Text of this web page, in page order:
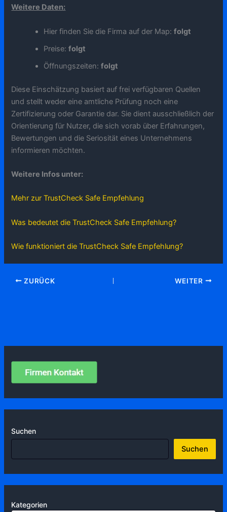
Suchen
Suchen
Kategorien
Weitere Daten:
Hier finden Sie die Firma auf der Map:folgt
Preise:folgt
Öffnungszeiten:folgt
Diese Einschätzung basiert auf frei verfügbaren Quellen
und stellt weder eine amtliche Prüfung noch eine
Zertifizierung oder Garantie dar. Sie dient ausschließlich der
Orientierung für Nutzer, die sich vorab über Erfahrungen,
Bewertungen und die Seriosität eines Unternehmens
informieren möchten.
Weitere Infos unter:
Mehr zur TrustCheck Safe Empfehlung
Was bedeutet die TrustCheck Safe Empfehlung?
Wie funktioniert die TrustCheck Safe Empfehlung?
ZURÜCK WEITER